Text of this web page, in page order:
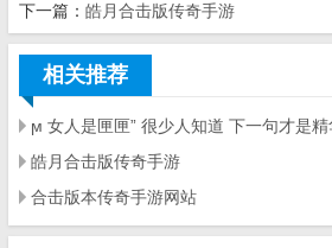
下一篇： 皓月合击版传奇手游
相关推荐
ϻ 女人是匣匣” 很少人知道 下一句才是精
皓月合击版传奇手游
合击版本传奇手游网站